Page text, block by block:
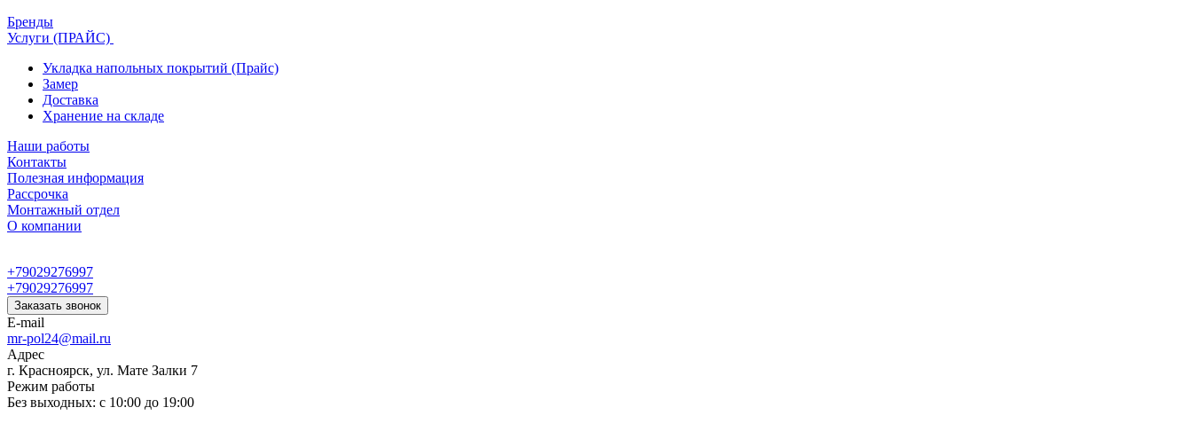
Бренды
Услуги (ПРАЙС)
Укладка напольных покрытий (Прайс)
Замер
Доставка
Хранение на складе
Наши работы
Контакты
Полезная информация
Рассрочка
Монтажный отдел
О компании
+79029276997
+79029276997
Заказать звонок
E-mail
mr-pol24@mail.ru
Адрес
г. Красноярск, ул. Мате Залки 7
Режим работы
Без выходных: с 10:00 до 19:00